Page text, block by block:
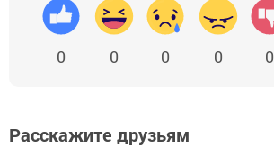
0 0 0 0 0
Расскажите друзьям